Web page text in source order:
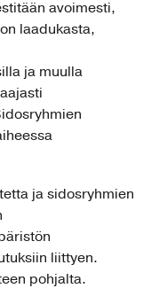
avoimesti,
laadukasta,
ja muulla
ja sidosryhmien
liittyen.
pohjalta.